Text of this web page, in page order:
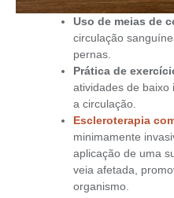
Uso de meias de
circulação
pernas.
Prática de
atividades de baixo
a circulação.
Escleroterapia
minimamente
aplicação de uma
veia afetada,
organismo.